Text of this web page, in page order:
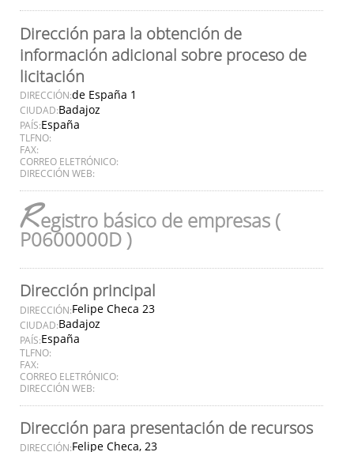
Dirección para la obtención de
información adicional sobre proceso de
licitación
DIRECCIÓN:de España 1
CIUDAD:Badajoz
PAÍS:España
TLFNO:
FAX:
CORREO ELETRÓNICO:
DIRECCIÓN WEB:
Registro básico de empresas (
P0600000D )
Dirección principal
DIRECCIÓN:Felipe Checa 23
CIUDAD:Badajoz
PAÍS:España
TLFNO:
FAX:
CORREO ELETRÓNICO:
DIRECCIÓN WEB:
Dirección para presentación de recursos
DIRECCIÓN:Felipe Checa, 23